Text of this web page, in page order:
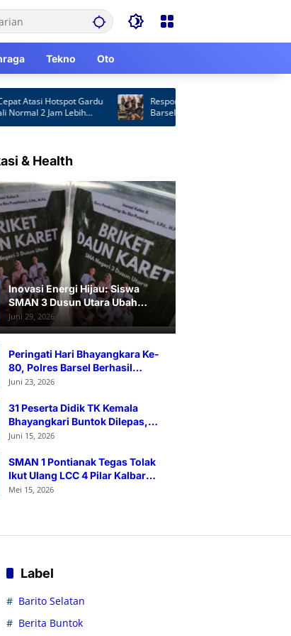
Tekno Oto
Hotspot Gardu
2 Jam Lebih
Respons Laporan Masyarakat, Satpol PP
Barsel Patroli Malam Cegah Balap Liar
Knalpot Brong
& Health
Inovasi Energi Hijau: Siswa
SMAN 3 Dusun Utara Ubah
Limbah Daun Karet Jadi Briket
Ramah Lingkungan
Juni 29, 2026
Peringati Hari Bhayangkara Ke-
80, Polres Barsel Berhasil
Himpun 80 Kantong Darah
Juni 23, 2026
31 Peserta Didik TK Kemala
Bhayangkari Buntok Dilepas,
Kapolres Barsel Tekankan
Juni 15, 2026
SMAN 1 Pontianak Tegas Tolak
Ikut Ulang LCC 4 Pilar Kalbar
2026
Mei 15, 2026
Label
Barito Selatan
Berita Buntok